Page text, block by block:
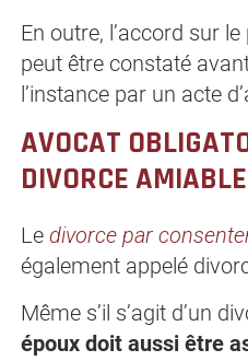
En outre, l’accord sur
peut être constaté
l’instance par un acte
AVOCAT
DIVORCE AMIABLE
Le divorce par
également appelé
Même s’il s’agit d’un
époux doit aussi être